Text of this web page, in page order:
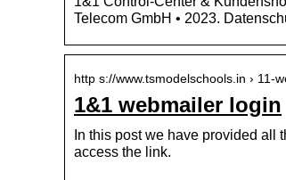
Telecom GmbH • 2023.
http s://www.tsmodelschools.in › 11-
1&1 webmailer login
In this post we have provided
access the link.